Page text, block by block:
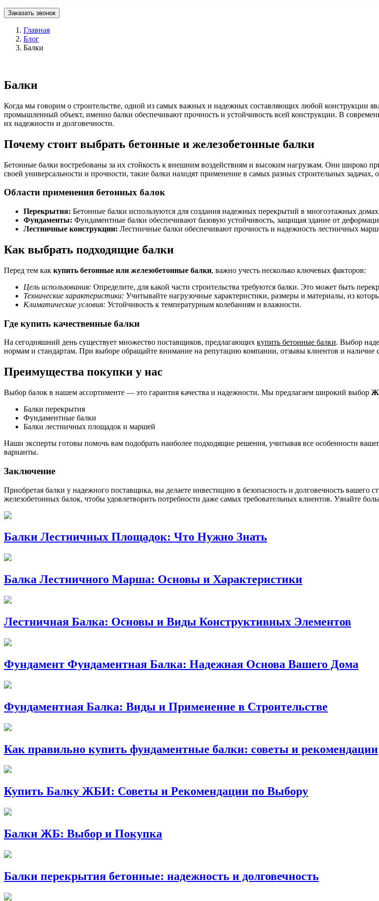
Заказать звонок
Главная
Блог
Балки
Балки
Когда мы говорим о строительстве, одной из самых важных и надежных составляющих любой конструкции
промышленный объект, именно балки обеспечивают прочность и устойчивость всей конструкции. В
их надежности и долговечности.
Почему стоит выбрать бетонные и железобетонные балки
Бетонные балки востребованы за их стойкость к внешним воздействиям и высоким нагрузкам. Они широко
своей универсальности и прочности, такие балки находят применение в самых разных строительных
Области применения бетонных балок
Перекрытия: Бетонные балки используются для создания надежных перекрытий в многоэтажных
Фундаменты: Фундаментные балки обеспечивают базовую устойчивость, защищая здание от
Лестничные конструкции: Лестничные балки обеспечивают прочность и надежность лестничных
Как выбрать подходящие балки
Перед тем как купить бетонные или железобетонные балки, важно учесть несколько ключевых факторов:
Цель использования: Определите, для какой части строительства требуются балки. Это может быть
Технические характеристики: Учитывайте нагрузочные характеристики, размеры и материалы, из
Климатические условия: Устойчивость к температурным колебаниям и влажности.
Где купить качественные балки
На сегодняшний день существует множество поставщиков, предлагающих купить бетонные балки. Выбор
нормам и стандартам. При выборе обращайте внимание на репутацию компании, отзывы клиентов и наличие
Преимущества покупки у нас
Выбор балок в нашем ассортименте — это гарантия качества и надежности. Мы предлагаем широкий выбор
Балки перекрытия
Фундаментные балки
Балки лестничных площадок и маршей
Наши эксперты готовы помочь вам подобрать наиболее подходящие решения, учитывая все особенности
варианты.
Заключение
Приобретая балки у надежного поставщика, вы делаете инвестицию в безопасность и долговечность вашего
железобетонных балок, чтобы удовлетворить потребности даже самых требовательных клиентов. Узнайте
Балки Лестничных Площадок: Что Нужно Знать
Балка Лестничного Марша: Основы и Характеристики
Лестничная Балка: Основы и Виды Конструктивных Элементов
Фундамент Фундаментная Балка: Надежная Основа Вашего Дома
Фундаментная Балка: Виды и Применение в Строительстве
Как правильно купить фундаментные балки: советы и рекомендации
Купить Балку ЖБИ: Советы и Рекомендации по Выбору
Балки ЖБ: Выбор и Покупка
Балки перекрытия бетонные: надежность и долговечность